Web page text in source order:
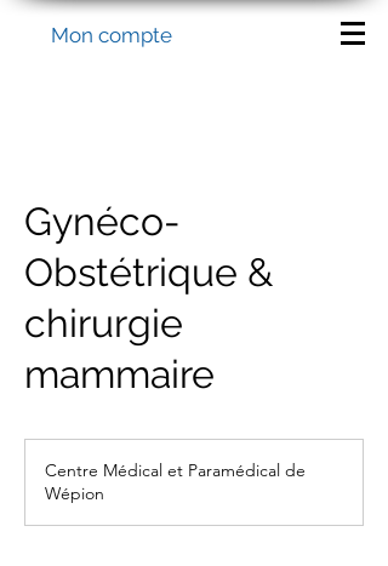
Mon compte
Gynéco-
Obstétrique &
chirurgie
mammaire
Centre Médical et Paramédical de
Wépion